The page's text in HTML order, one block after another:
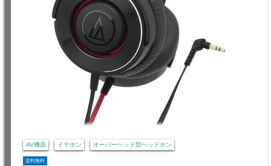
AV機器 イヤホン オーバーヘッド型ヘッドホン
送料無料